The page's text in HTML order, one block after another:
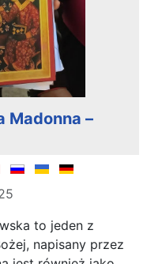
Madonna –
to jeden z
napisany przez